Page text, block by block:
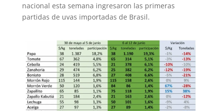
nacional esta semana ingresaron las primeras
partidas de uvas importadas de Brasil.